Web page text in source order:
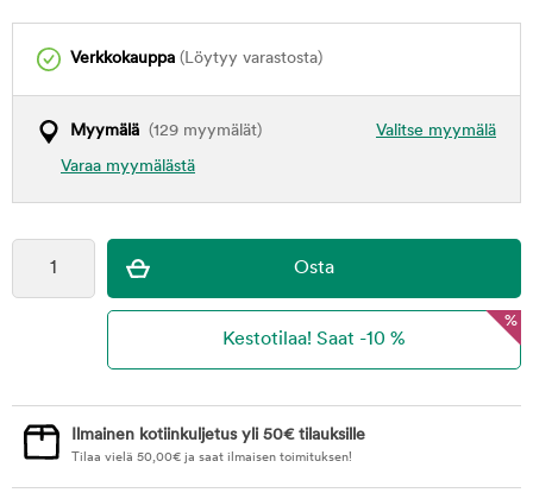
Verkkokauppa (Löytyy varastosta)
Valitse myymälä
Myymälä (129 myymälät)
Varaa myymälästä
%
Ilmainen kotiinkuljetus yli 50€ tilauksille
Tilaa vielä 50,00€ ja saat ilmaisen toimituksen!